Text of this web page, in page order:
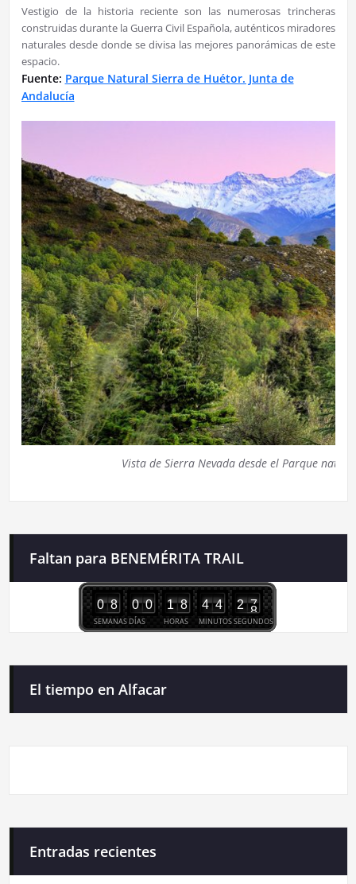
Vestigio de la historia reciente son las numerosas trincheras
construidas durante la Guerra Civil Española, auténticos miradores
naturales desde donde se divisa las mejores panorámicas de este
espacio.
Fuente: Parque Natural Sierra de Huétor. Junta de
Andalucía
Vista de Sierra Nevada desde el Parque
Faltan para BENEMÉRITA TRAIL
SEMANAS
0 8
DÍAS
0 0
HORAS
1 8
MINUTOS
4 4
SEGUNDOS
2 7
El tiempo en Alfacar
Entradas recientes